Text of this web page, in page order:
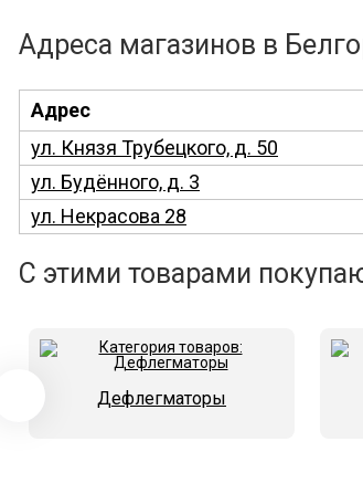
Адреса магазинов в
Адрес
ул. Князя Трубецкого, д. 50
ул. Будённого, д. 3
ул. Некрасова 28
С этими товарами
Дефлегматоры